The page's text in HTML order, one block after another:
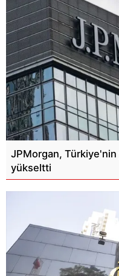
JPMorgan,
yükseltti